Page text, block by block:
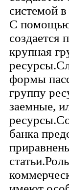
системой
С помощью
создается
крупная
формы
группу
заемные,
банка